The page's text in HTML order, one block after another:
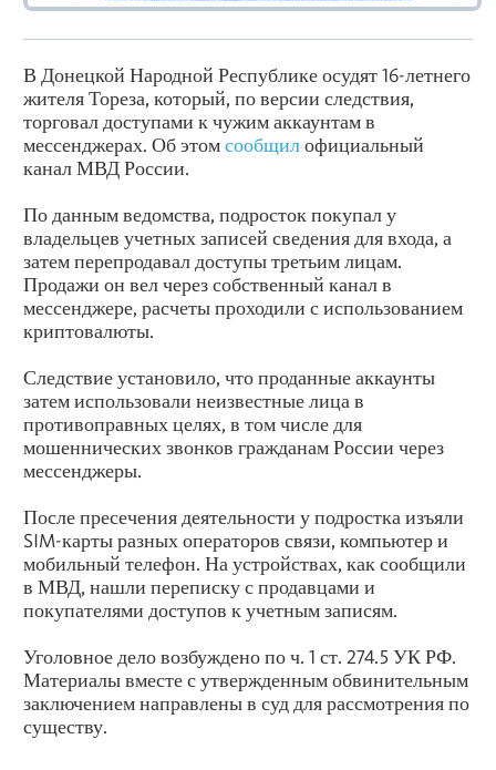
В Донецкой Народной Республике осудят 16-летнего
жителя Тореза, который, по версии следствия,
торговал доступами к чужим аккаунтам в
мессенджерах. Об этомсообщилофициальный
канал МВД России.
По данным ведомства, подросток покупал у
владельцев учетных записей сведения для входа, а
затем перепродавал доступы третьим лицам.
Продажи он вел через собственный канал в
мессенджере, расчеты проходили с использованием
криптовалюты.
Следствие установило, что проданные аккаунты
затем использовали неизвестные лица в
противоправных целях, в том числе для
мошеннических звонков гражданам России через
мессенджеры.
После пресечения деятельности у подростка изъяли
SIM-карты разных операторов связи, компьютер и
мобильный телефон. На устройствах, как сообщили
в МВД, нашли переписку с продавцами и
покупателями доступов к учетным записям.
Уголовное дело возбуждено по ч. 1 ст. 274.5 УК РФ.
Материалы вместе с утвержденным обвинительным
заключением направлены в суд для рассмотрения по
существу.